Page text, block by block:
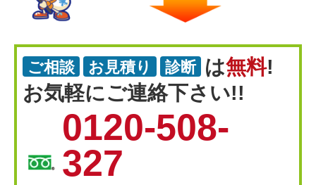
ご相談 お見積り 診断 は無料!
お気軽にご連絡下さい!!
0120-508-
327